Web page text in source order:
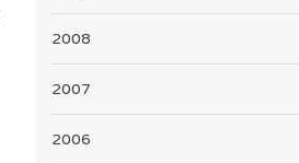
2008
2007
2006